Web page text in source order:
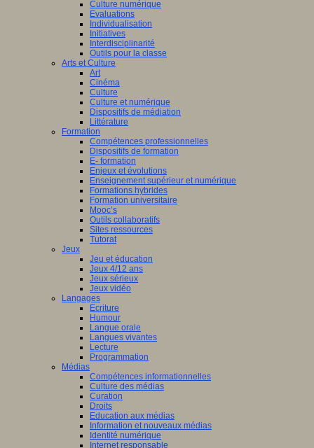
Culture numérique
Evaluations
Individualisation
Initiatives
Interdisciplinarité
Outils pour la classe
Arts et Culture
Art
Cinéma
Culture
Culture et numérique
Dispositifs de médiation
Littérature
Formation
Compétences professionnelles
Dispositifs de formation
E- formation
Enjeux et évolutions
Enseignement supérieur et numérique
Formations hybrides
Formation universitaire
Mooc’s
Outils collaboratifs
Sites ressources
Tutorat
Jeux
Jeu et éducation
Jeux 4/12 ans
Jeux sérieux
Jeux vidéo
Langages
Ecriture
Humour
Langue orale
Langues vivantes
Lecture
Programmation
Médias
Compétences informationnelles
Culture des médias
Curation
Droits
Education aux médias
Information et nouveaux médias
Identité numérique
Internet responsable